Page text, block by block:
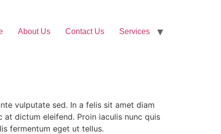
About Us Contact Us Services
vulputate sed. In a felis sit amet diam
dictum eleifend. Proin iaculis nunc quis
fermentum eget ut tellus.